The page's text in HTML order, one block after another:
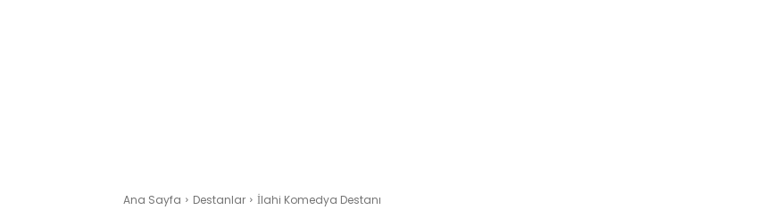
Ana Sayfa Destanlar İlahi Komedya Destanı